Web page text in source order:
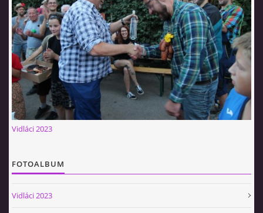
VIDLÁCKÝ VÍCEBOJ 2023
CENÍK
Občerstvovna U Jeroušků
723 317 805
Vidláci 2023
FOTOALBUM
Vidláci 2023